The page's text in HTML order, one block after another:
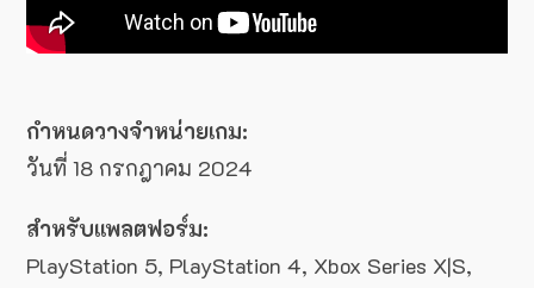
กำหนดวางจำหน่ายเกม:
วันที่ 18 กรกฎาคม 2024
สำหรับแพลตฟอร์ม:
PlayStation 5, PlayStation 4, Xbox Series X|S,